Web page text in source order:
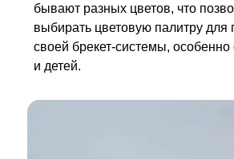
бывают разных цветов, что
выбирать цветовую палитру для
своей брекет-системы, особенно
и детей.